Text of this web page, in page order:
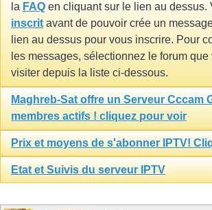
la FAQ en cliquant sur le lien au dessus.
inscrit avant de pouvoir crée un
lien au dessus pour vous inscrire. Pour
les messages, sélectionnez le forum
visiter depuis la liste ci-dessous.
Maghreb-Sat offre un Serveur Cccam
membres actifs ! cliquez pour voir
Prix et moyens de s'abonner IPTV!
Etat et Suivis du serveur IPTV